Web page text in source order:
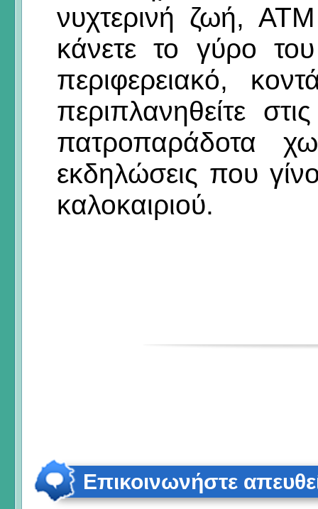
νυχτερινή ζωή,
κάνετε το γύρο
περιφερειακό,
περιπλανηθείτε
πατροπαράδοτα
εκδηλώσεις που
καλοκαιριού.
Επικοινωνήστε